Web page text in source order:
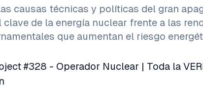
causas técnicas y políticas del gran
de la energía nuclear frente a las
que aumentan el riesgo
#328 - Operador Nuclear | Toda la